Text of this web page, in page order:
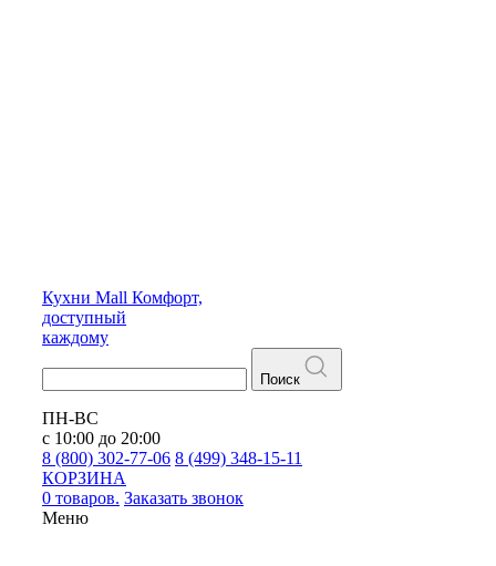
Кухни Mall Комфорт,
доступный
каждому
Поиск
ПН-ВС
с 10:00 до 20:00
8 (800) 302-77-06 8 (499) 348-15-11
КОРЗИНА
0 товаров. Заказать звонок
Меню